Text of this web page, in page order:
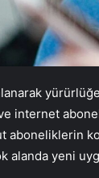
internet
aboneliklerin
alanda yeni